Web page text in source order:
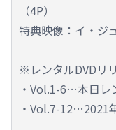
（4P）
特典映像：イ・ジ
※レンタルDVDリ
・Vol.1-6…本日レ
・Vol.7-12…2021